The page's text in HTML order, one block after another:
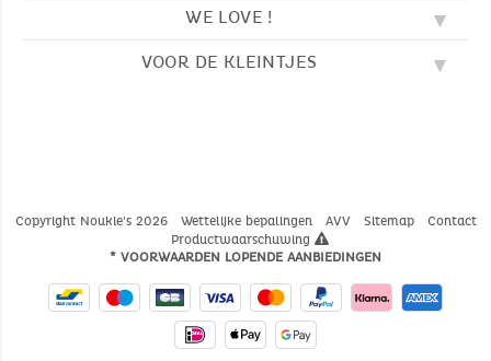
CONTACTEER ONS
AVV
ONZE WAARDEN
ONS VERHAAL
WE LOVE !
BORDUURWERK
VOOR DE KLEINTJES
Copyright Noukie's 2026 Wettelijke bepalingen AVV Sitemap
Contact
Productwaarschuwing
* VOORWAARDEN LOPENDE AANBIEDINGEN